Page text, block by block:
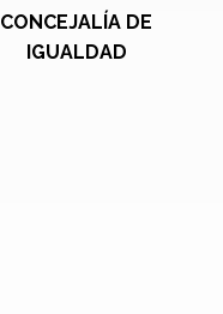
CONCEJALÍA DE
IGUALDAD